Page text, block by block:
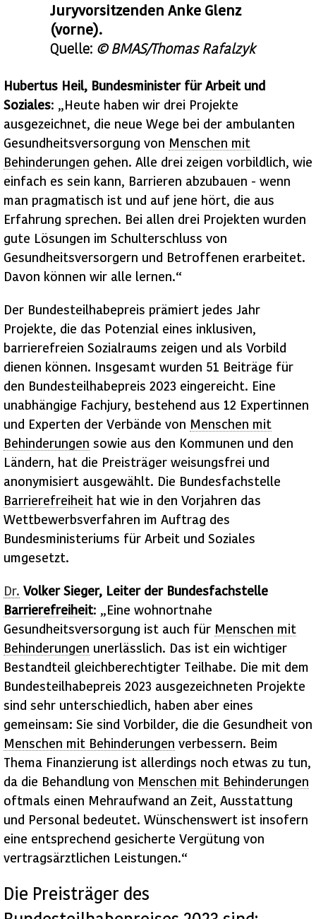
Juryvorsitzenden Anke Glenz
(vorne).
Quelle: © BMAS/Thomas Rafalzyk
Hubertus Heil, Bundesminister für Arbeit und
Soziales: „Heute haben wir drei Projekte
ausgezeichnet, die neue Wege bei der ambulanten
Gesundheitsversorgung von Menschen mit
Behinderungen gehen. Alle drei zeigen vorbildlich, wie
einfach es sein kann, Barrieren abzubauen - wenn
man pragmatisch ist und auf jene hört, die aus
Erfahrung sprechen. Bei allen drei Projekten wurden
gute Lösungen im Schulterschluss von
Gesundheitsversorgern und Betroffenen erarbeitet.
Davon können wir alle lernen.“
Der Bundesteilhabepreis prämiert jedes Jahr
Projekte, die das Potenzial eines inklusiven,
barrierefreien Sozialraums zeigen und als Vorbild
dienen können. Insgesamt wurden 51 Beiträge für
den Bundesteilhabepreis 2023 eingereicht. Eine
unabhängige Fachjury, bestehend aus 12 Expertinnen
und Experten der Verbände von Menschen mit
Behinderungen sowie aus den Kommunen und den
Ländern, hat die Preisträger weisungsfrei und
anonymisiert ausgewählt. Die Bundesfachstelle
Barrierefreiheit hat wie in den Vorjahren das
Wettbewerbsverfahren im Auftrag des
Bundesministeriums für Arbeit und Soziales
umgesetzt.
Dr. Volker Sieger, Leiter der Bundesfachstelle
Barrierefreiheit: „Eine wohnortnahe
Gesundheitsversorgung ist auch für Menschen mit
Behinderungen unerlässlich. Das ist ein wichtiger
Bestandteil gleichberechtigter Teilhabe. Die mit dem
Bundesteilhabepreis 2023 ausgezeichneten Projekte
sind sehr unterschiedlich, haben aber eines
gemeinsam: Sie sind Vorbilder, die die Gesundheit von
Menschen mit Behinderungen verbessern. Beim
Thema Finanzierung ist allerdings noch etwas zu tun,
da die Behandlung von Menschen mit Behinderungen
oftmals einen Mehraufwand an Zeit, Ausstattung
und Personal bedeutet. Wünschenswert ist insofern
eine entsprechend gesicherte Vergütung von
vertragsärztlichen Leistungen.“
Die Preisträger des